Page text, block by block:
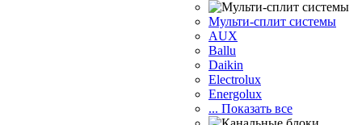
Мульти-сплит системы
AUX
Ballu
Daikin
Electrolux
Energolux
... Показать все